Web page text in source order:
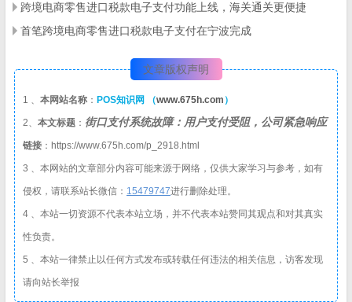
跨境电商零售进口税款电子支付功能上线，海关通关更便捷
首笔跨境电商零售进口税款电子支付在宁波完成
文章版权声明
1 、 本网站名称 ： POS知识网 （www.675h.com ）
2、 本文标题 ： 街口支付系统故障：用户支付受阻，公司紧急响应
链接 ：https://www.675h.com/p_2918.html
3 、本网站的文章部分内容可能来源于网络，仅供大家学习与参考，如有
侵权，请联系站长微信： 15479747进行删除处理。
4 、本站一切资源不代表本站立场，并不代表本站赞同其观点和对其真实
性负责。
5 、本站一律禁止以任何方式发布或转载任何违法的相关信息，访客发现
请向站长举报